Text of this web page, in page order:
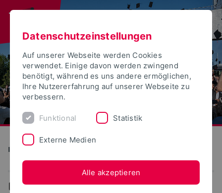
Institute for Life Science Technologies
... News
Datenschutzeinstellungen
Auf unserer Webseite werden Cookies
verwendet. Einige davon werden zwingend
benötigt, während es uns andere ermöglichen,
Ihre Nutzererfahrung auf unserer Webseite zu
verbessern.
Funktional Statistik
Externe Medien
Alle akzeptieren